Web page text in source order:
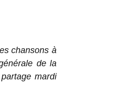
chansons à
de la
mardi